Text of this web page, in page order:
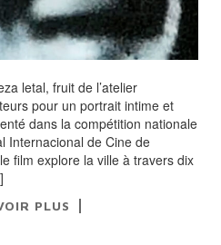
letal, fruit de l’atelier
pour un portrait intime et
dans la compétition nationale
Internacional de Cine de
film explore la ville à travers dix
PLUS